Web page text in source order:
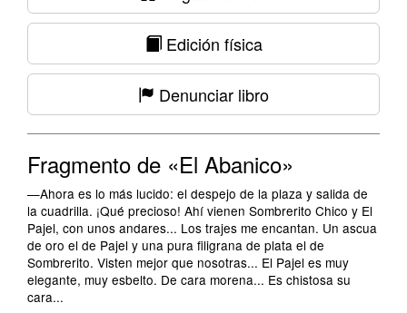
Edición física
Denunciar libro
Fragmento de «El Abanico»
—Ahora es lo más lucido: el despejo de la plaza y salida de
la cuadrilla. ¡Qué precioso! Ahí vienen Sombrerito Chico y El
Pajel, con unos andares... Los trajes me encantan. Un ascua
de oro el de Pajel y una pura filigrana de plata el de
Sombrerito. Visten mejor que nosotras... El Pajel es muy
elegante, muy esbelto. De cara morena... Es chistosa su
cara...